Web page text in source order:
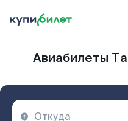
Авиабилеты